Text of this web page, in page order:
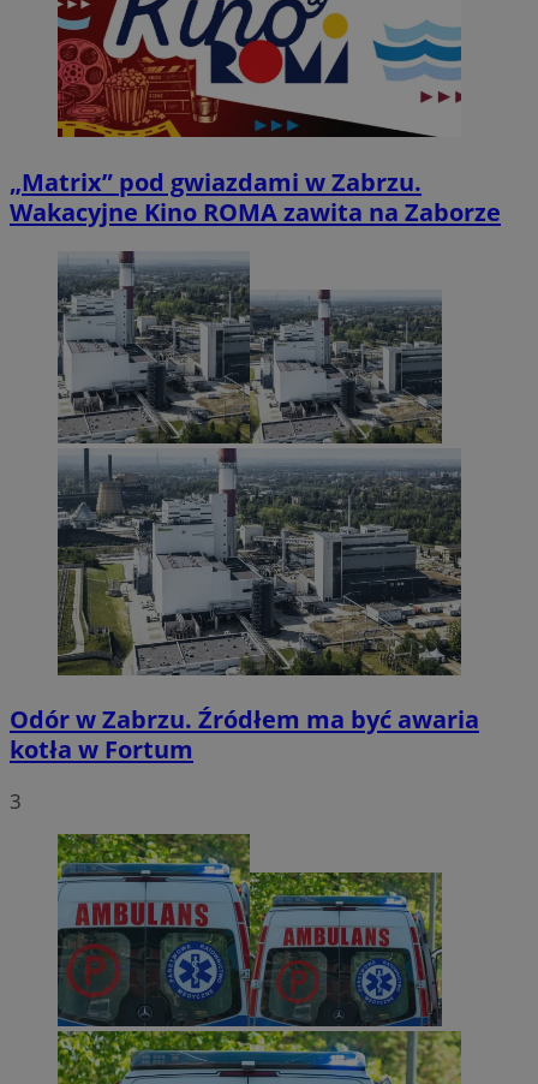
„Matrix” pod gwiazdami w Zabrzu.
Wakacyjne Kino ROMA zawita na Zaborze
Odór w Zabrzu. Źródłem ma być awaria
kotła w Fortum
3